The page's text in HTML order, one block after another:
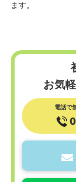
ます。
お気
電話で